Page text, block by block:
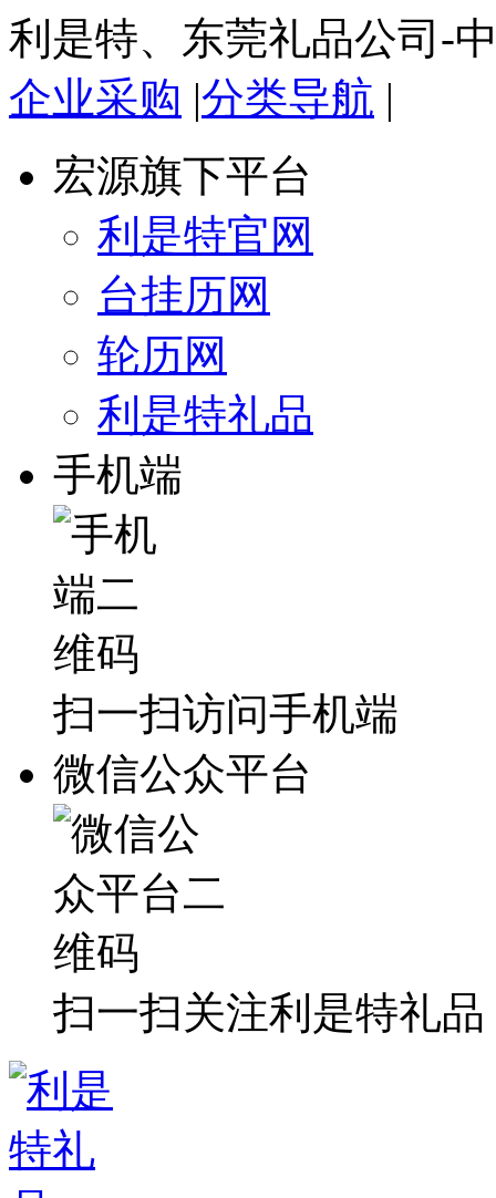
利是特、东莞礼品公司-
企业采购 |分类导航 |
宏源旗下平台
利是特官网
台挂历网
轮历网
利是特礼品
手机端
扫一扫访问手机端
微信公众平台
扫一扫关注利是特礼品